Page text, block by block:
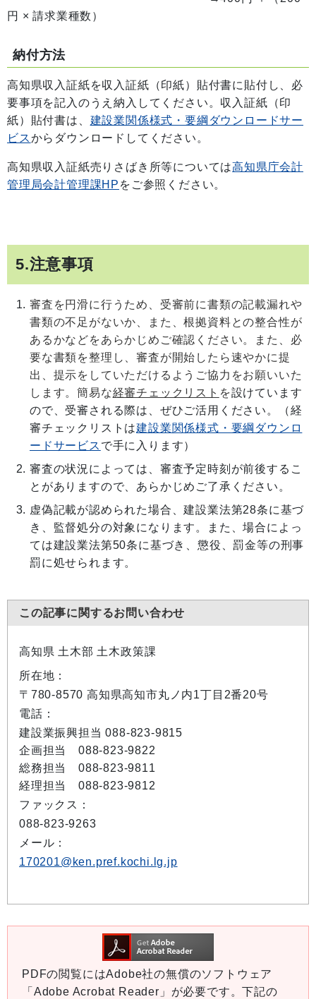
円 × 請求業種数）
納付方法
高知県収入証紙を収入証紙（印紙）貼付書に貼付し、必
要事項を記入のうえ納入してください。収入証紙（印
紙）貼付書は、 建設業関係様式・要綱ダウンロードサー
ビスからダウンロードしてください。
高知県収入証紙売りさばき所等については高知県庁会計
管理局会計管理課HP をご参照ください。
5.注意事項
審査を円滑に行うため、受審前に書類の記載漏れや
書類の不足がないか、また、根拠資料との整合性が
あるかなどをあらかじめご確認ください。また、 必
要な書類を整理し、審査が開始したら速やかに提
出、提示をしていただけるようご協力をお願いいた
します。簡易な経審チェックリスト を設けています
ので、受審される際は、ぜひご活用ください。（経
審チェックリストは建設業関係様式・要綱ダウンロ
ードサービス で手に入ります）
審査の状況によっては、審査予定時刻が前後するこ
とがありますので、あらかじめご了承ください。
虚偽記載が認められた場合、建設業法第28条に基づ
き、監督処分の対象になります。また、場合によっ
ては建設業法第50条に基づき、懲役、罰金等の刑事
罰に処せられます。
この記事に関するお問い合わせ
高知県 土木部 土木政策課
所在地：
〒780-8570 高知県高知市丸ノ内1丁目2番20号
電話：
建設業振興担当 088-823-9815
企画担当 088-823-9822
総務担当 088-823-9811
経理担当 088-823-9812
ファックス：
088-823-9263
メール：
170201@ken.pref.kochi.lg.jp
PDFの閲覧にはAdobe社の無償のソフトウェア
「Adobe Acrobat Reader」が必要です。下記の